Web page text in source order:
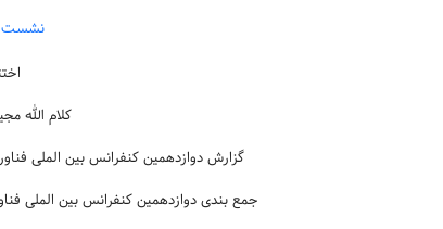
نشست
کلام الله
گزارش دوازدهمین کنفرانس بین الملی
جمع بندی دوازدهمین کنفرانس بین الملی